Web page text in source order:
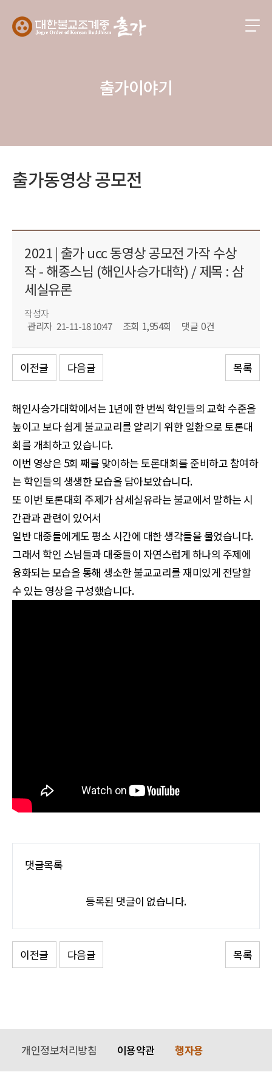
출가이야기
출가동영상 공모전
2021 | 출가 ucc 동영상 공모전 가작 수상
작 - 해종스님 (해인사승가대학) / 제목 : 삼
세실유론
작성자
관리자 21-11-18 10:47 조회 1,954회 댓글 0건
이전글 다음글 목록
해인사승가대학에서는 1년에 한 번씩 학인들의 교학 수준을
높이고 보다 쉽게 불교교리를 알리기 위한 일환으로 토론대
회를 개최하고 있습니다.
이번 영상은 5회 째를 맞이하는 토론대회를 준비하고 참여하
는 학인들의 생생한 모습을 담아보았습니다.
또 이번 토론대회 주제가 삼세실유라는 불교에서 말하는 시
간관과 관련이 있어서
일반 대중들에게도 평소 시간에 대한 생각들을 물었습니다.
그래서 학인 스님들과 대중들이 자연스럽게 하나의 주제에
융화되는 모습을 통해 생소한 불교교리를 재미있게 전달할
수 있는 영상을 구성했습니다.
댓글목록
등록된 댓글이 없습니다.
이전글 다음글 목록
개인정보처리방침 이용약관 행자용